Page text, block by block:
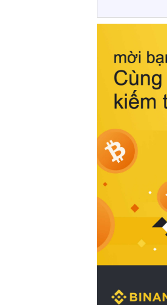
nhuộm
này, bạn
hồi
cột sống.
Bên
sản
tế còn
khuẩn
thời tiết
thêm
động
phòng
người
Link) để
2. Các
chăn ga
ngủ
Để sở
cao
công
nhắc kỹ